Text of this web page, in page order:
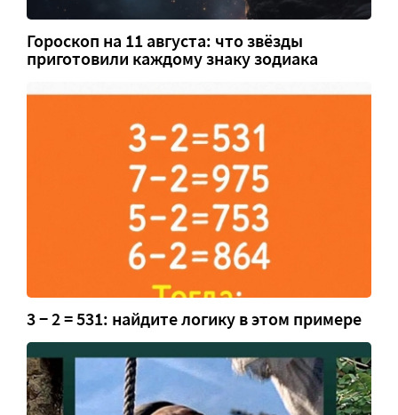
Гороскоп на 11 августа: что звёзды
приготовили каждому знаку зодиака
3 − 2 = 531: найдите логику в этом примере